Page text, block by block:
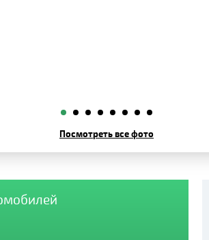
Посмотреть все фото